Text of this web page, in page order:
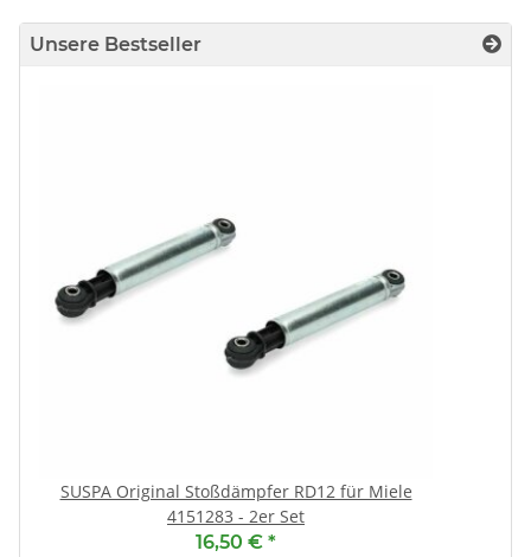
Unsere Bestseller
SUSPA Original Stoßdämpfer RD12 für Miele
4151283 - 2er Set
16,50 € *